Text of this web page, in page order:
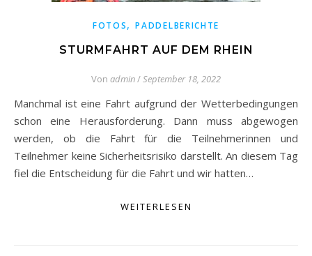
FOTOS,PADDELBERICHTE
STURMFAHRT AUF DEM RHEIN
Von admin/September 18, 2022
Manchmal ist eine Fahrt aufgrund der Wetterbedingungen
schon eine Herausforderung. Dann muss abgewogen
werden, ob die Fahrt für die Teilnehmerinnen und
Teilnehmer keine Sicherheitsrisiko darstellt. An diesem Tag
fiel die Entscheidung für die Fahrt und wir hatten…
WEITERLESEN